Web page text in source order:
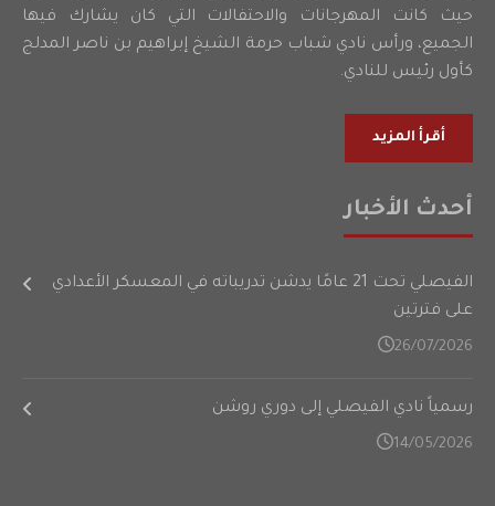
حيث كانت المهرجانات والاحتفالات التي كان يشارك فيها
الجميع، ورأس نادي شباب حرمة الشيخ إبراهيم بن ناصر المدلج
كأول رئيس للنادي.
أقرأ المزيد
أحدث الأخبار
الفيصلي تحت 21 عامًا يدشن تدريباته في المعسكر الأعدادي
على فترتين
26/07/2026
رسمياً نادي الفيصلي إلى دوري روشن
14/05/2026